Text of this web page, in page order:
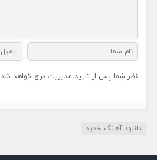
نظر شما پس از تایید مدیریت درج خواهد شد
دانلود آهنگ جدید